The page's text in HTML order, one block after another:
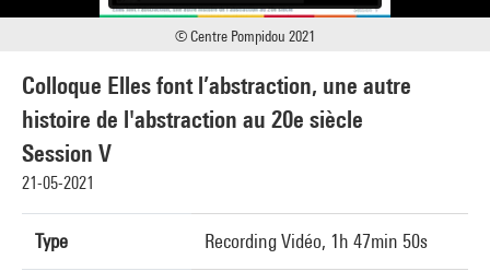
Colloque Elles font l’abstraction, une autre
histoire de l'abstraction au 20e siècle
Session V
21-05-2021
Type Recording Vidéo, 1h 47min 50s
© Centre Pompidou 2021